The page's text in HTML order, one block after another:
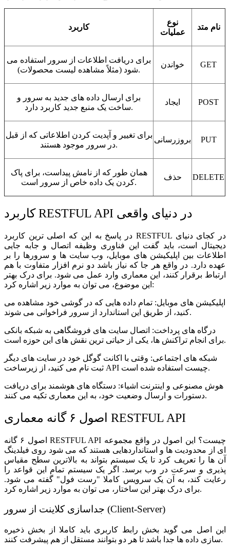
کاربرد
نوع
عملیات
نام متد
برای دریافت اطلاعات از سرور استفاده می
شود (مثلاً مشاهده لیست محصولات).
خواندن GET
برای ارسال داده های جدید به سرور و
ساخت یک منبع جدید کاربرد دارد.
ایجاد POST
برای تغییر و آپدیت کردن اطلاعاتی که از قبل
در سرور موجود هستند.
بروزرسانی PUT
همان طور که از نامش پیداست، برای پاک
کردن یک داده خاص از سرور است.
حذف DELETE
در پاسخ به این که اصلی ترین کاربرد RESTFUL در کجای دنیای
دیجیتال است، باید گفت این فناوری وظیفه اتصال و جابه جایی
اطلاعات بین اپلیکیشن های موبایل، وب سایت ها و سرورها را بر
عهده دارد. در واقع هر جا که نیاز باشد دو نرم افزار متفاوت با هم
ارتباط برقرار کنند، این معماری وارد عمل می شود. برای درک بهتر
این موضوع، می توان به موارد زیر اشاره کرد:
اپلیکیشن های موبایل: تمام داده هایی که در گوشی خود مشاهده می
کنید، از طریق این استاندارد از سرور فراخوانی می شوند.
درگاه های پرداخت: اتصال سایت های فروشگاهی به شبکه بانکی
برای انجام تراکنش ها، یکی از حیاتی ترین نقش های این حوزه است.
شبکه های اجتماعی: وقتی با اکانت گوگل خود در سایت های دیگر
ثبت نام می کنید، از زیرساخت API چیست استفاده شده است.
هوش مصنوعی و اینترنت اشیاء: دستگاه های هوشمند برای دریافت
دستورات و ارسال وضعیت خود، به این معماری تکیه می کنند.
اصول ۶ گانه معماری RESTFUL API
اصول ۶ گانه RESTFUL API چیست؟ این اصول در واقع مجموعه
ای از محدودیت ها و استانداردهایی هستند که می شود روی فیلدینگ
آن ها را تعریف کرد تا یک سیستم بتواند به بالاترین سطح مقیاس
پذیری و سرعت در وب برسد. اگر یک سیستم تمام این قواعد را
رعایت کند، به آن یک سرویس کاملا "رست فول" گفته می شود.
برای درک بهتر این ساختار، می توان به موارد زیر اشاره کرد.
جداسازی کلاینت از سرور (Client-Server)
این اصل می گوید بخش رابط کاربری باید کاملا از بخش ذخیره
سازی داده ها جدا باشد تا هر دو بتوانند مستقل از هم پیشرفت کنند.